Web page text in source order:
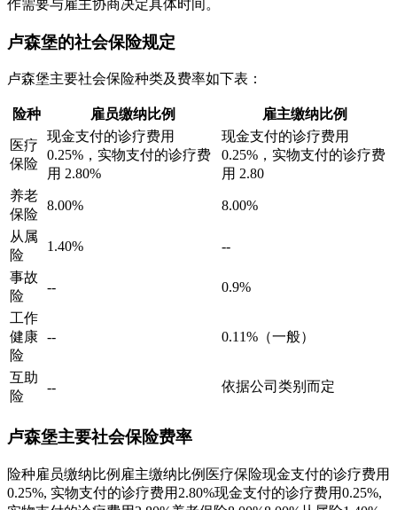
作需要与雇主协商决定具体时间。
卢森堡的社会保险规定
卢森堡主要社会保险种类及费率如下表：
险种 雇员缴纳比例 雇主缴纳比例
医疗
保险
现金支付的诊疗费用
0.25%，实物支付的诊疗费
用 2.80%
现金支付的诊疗费用
0.25%，实物支付的诊疗费
用 2.80
养老
保险
8.00% 8.00%
从属
险
1.40% --
事故
险
-- 0.9%
工作
健康
险
-- 0.11%（一般）
互助
险
-- 依据公司类别而定
卢森堡主要社会保险费率
险种雇员缴纳比例雇主缴纳比例医疗保险现金支付的诊疗费用
0.25%, 实物支付的诊疗费用2.80%现金支付的诊疗费用0.25%,